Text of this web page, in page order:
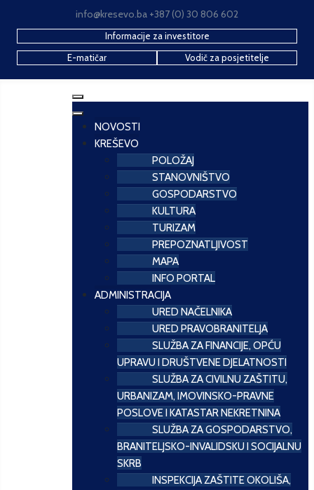
info@kresevo.ba +387 (0) 30 806 602
Informacije za investitore
E-matičar
Vodič za posjetitelje
NOVOSTI
KREŠEVO
POLOŽAJ
STANOVNIŠTVO
GOSPODARSTVO
KULTURA
TURIZAM
PREPOZNATLJIVOST
MAPA
INFO PORTAL
ADMINISTRACIJA
URED NAČELNIKA
URED PRAVOBRANITELJA
SLUŽBA ZA FINANCIJE, OPĆU
UPRAVU I DRUŠTVENE DJELATNOSTI
SLUŽBA ZA CIVILNU ZAŠTITU,
URBANIZAM, IMOVINSKO-PRAVNE
POSLOVE I KATASTAR NEKRETNINA
SLUŽBA ZA GOSPODARSTVO,
BRANITELJSKO-INVALIDSKU I SOCIJALNU
SKRB
INSPEKCIJA ZAŠTITE OKOLIŠA,